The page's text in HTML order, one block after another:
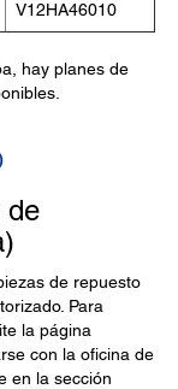
V12HA46010
hay planes de
de
de repuesto
Para
la página
con la oficina de
en la sección